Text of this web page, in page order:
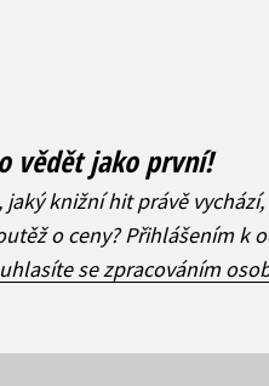
vědět jako první!
jaký knižní hit právě
o ceny? Přihlášením k
se zpracováním